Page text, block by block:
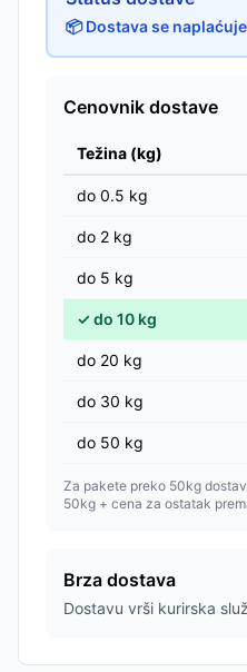
📦 Dostava se
Cenovnik dostave
Težina (kg)
do 0.5 kg
do 2 kg
do 5 kg
✓do 10 kg
do 20 kg
do 30 kg
do 50 kg
Za pakete preko 50kg
50kg + cena za ostatak
Brza dostava
Dostavu vrši kurirska